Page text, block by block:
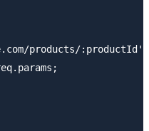
products/